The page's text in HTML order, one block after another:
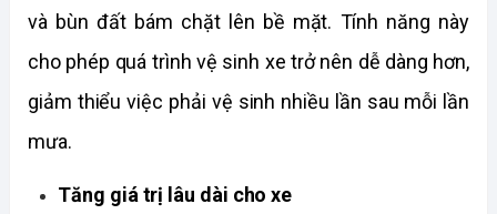
và bùn đất bám chặt lên bề mặt. Tính năng này
cho phép quá trình vệ sinh xe trở nên dễ dàng hơn,
giảm thiểu việc phải vệ sinh nhiều lần sau mỗi lần
mưa.
Tăng giá trị lâu dài cho xe